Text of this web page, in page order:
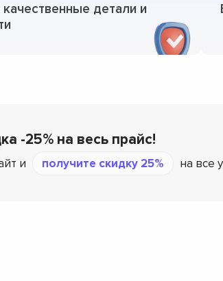
качественные детали и
-25% на весь прайс!
и получите скидку 25% на все